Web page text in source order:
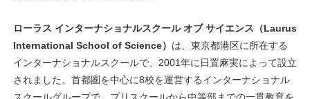
ローラス インターナショナルスクール オブ サイエンス（Laurus
International School of Science） は、東京都港区に所在する
インターナショナルスクールで、2001年に日置麻実によって設立
されました。首都圏を中心に8校を運営するインターナショナル
スクールグループで、プリスクールから中等部までの一貫教育を